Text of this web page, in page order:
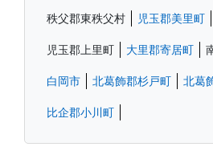
秩父郡東秩父村 児玉郡美里町
児玉郡上里町 大里郡寄居町
白岡市 北葛飾郡杉戸町 北葛
比企郡小川町